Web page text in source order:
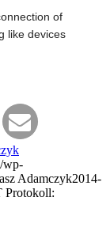
of
like devices
wp-
Adamczyk2014-
Protokoll: